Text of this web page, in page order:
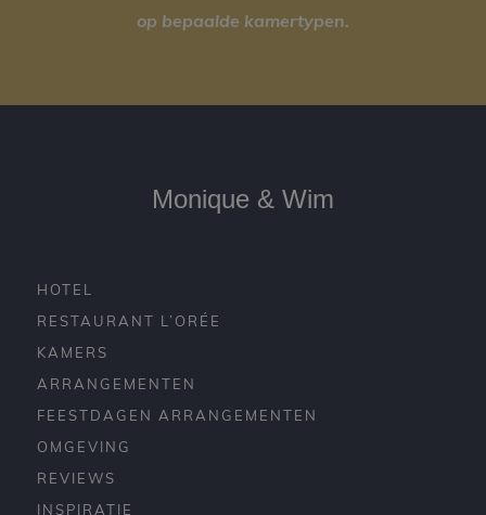
op bepaalde kamertypen.
Monique & Wim
HOTEL
RESTAURANT L’ORÉE
KAMERS
ARRANGEMENTEN
FEESTDAGEN ARRANGEMENTEN
OMGEVING
REVIEWS
INSPIRATIE